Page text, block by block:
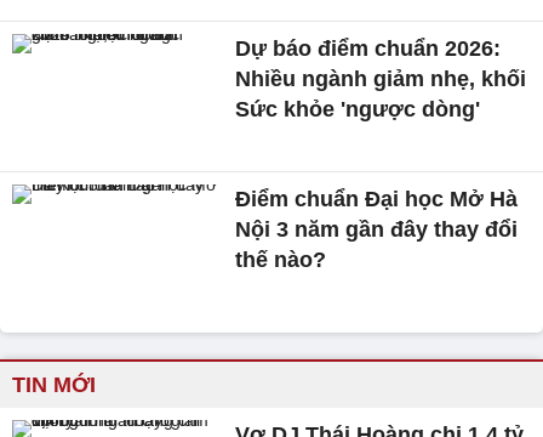
Dự báo điểm chuẩn 2026:
Nhiều ngành giảm nhẹ, khối
Sức khỏe 'ngược dòng'
Điểm chuẩn Đại học Mở Hà
Nội 3 năm gần đây thay đổi
thế nào?
TIN MỚI